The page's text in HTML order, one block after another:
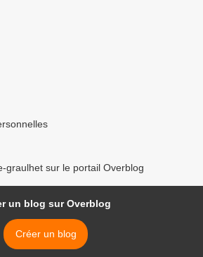
graulhet sur le portail Overblog
un blog sur Overblog
Créer un blog